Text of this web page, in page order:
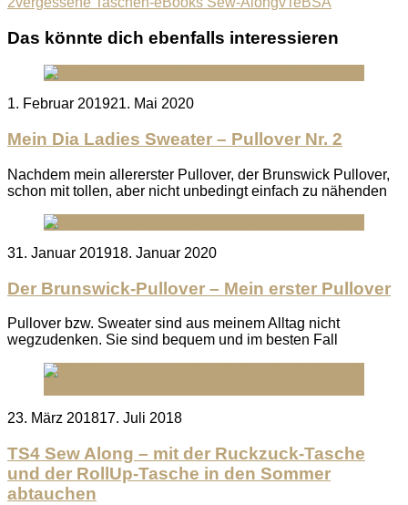
Das könnte dich ebenfalls interessieren
Posted
1. Februar 201921. Mai 2020
Mein Dia Ladies Sweater – Pullover Nr. 2
Nachdem mein allererster Pullover, der Brunswick Pullover,
schon mit tollen, aber nicht unbedingt einfach zu nähenden
Posted
31. Januar 201918. Januar 2020
Der Brunswick-Pullover – Mein erster Pullover
Pullover bzw. Sweater sind aus meinem Alltag nicht
wegzudenken. Sie sind bequem und im besten Fall
Posted
23. März 201817. Juli 2018
TS4 Sew Along – mit der Ruckzuck-Tasche
und der RollUp-Tasche in den Sommer
abtauchen